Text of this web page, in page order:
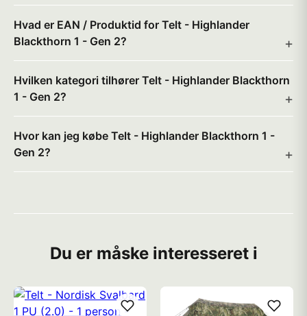
Hvad er EAN / Produktid for Telt - Highlander
Blackthorn 1 - Gen 2?
Hvilken kategori tilhører Telt - Highlander Blackthorn
1 - Gen 2?
Hvor kan jeg købe Telt - Highlander Blackthorn 1 -
Gen 2?
Du er måske interesseret i